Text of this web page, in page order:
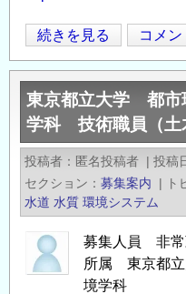
副
主
任
研
究
員
も
し
は
研
の
〈募
集〉
令
和
7
年
度
「解
体
工
事
続きを見る コメ
東京都立大学 都
学科 技術職員（土
投稿者 匿名投稿者 | 投稿
セクション
募集案内 | ト
水道 水質 環境システム
募集人員 非常
所属 東京都立
境学科